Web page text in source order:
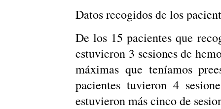
Datos recogidos de los
De los 15 pacientes que
estuvieron 3 sesiones de
máximas que teníamos
pacientes tuvieron 4
estuvieron más cinco de